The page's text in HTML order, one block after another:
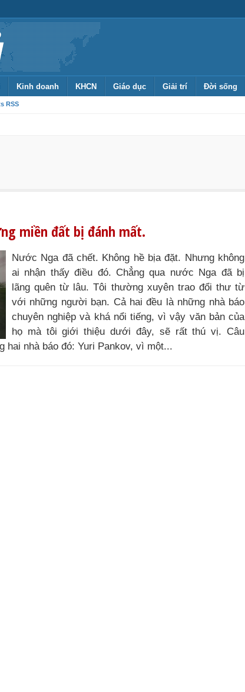
Kinh doanh KHCN Giáo dục Giải trí Đời sống
RSS
miền đất bị đánh mất.
Nước Nga đã chết. Không hề bịa đặt. Nhưng không
ai nhận thấy điều đó. Chẳng qua nước Nga đã bị
lãng quên từ lâu. Tôi thường xuyên trao đổi thư từ
với những người bạn. Cả hai đều là những nhà báo
chuyên nghiệp và khá nổi tiếng, vì vậy văn bản của
họ mà tôi giới thiệu dưới đây, sẽ rất thú vị. Câu
nhà báo đó: Yuri Pankov, vì một...